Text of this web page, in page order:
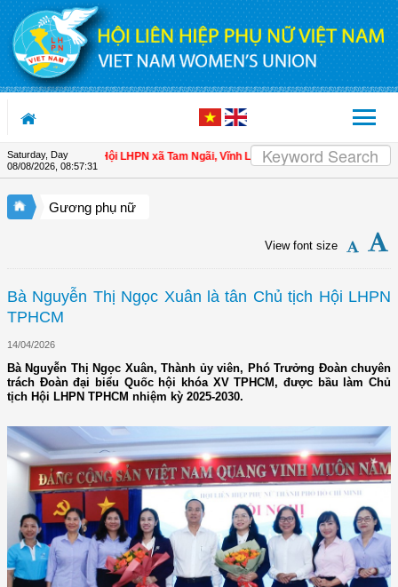
Skip to Content
Saturday, Day
08/08/2026, 08:57:32
hội viên | Hội LHPN xã Tam Ngãi, Vĩnh Long sơ kết công tác Hội và phong
Gương phụ nữ
View font size
Bà Nguyễn Thị Ngọc Xuân là tân Chủ tịch Hội LHPN
TPHCM
14/04/2026
Bà Nguyễn Thị Ngọc Xuân, Thành ủy viên, Phó Trưởng Đoàn chuyên
trách Đoàn đại biểu Quốc hội khóa XV TPHCM, được bầu làm Chủ
tịch Hội LHPN TPHCM nhiệm kỳ 2025-2030.